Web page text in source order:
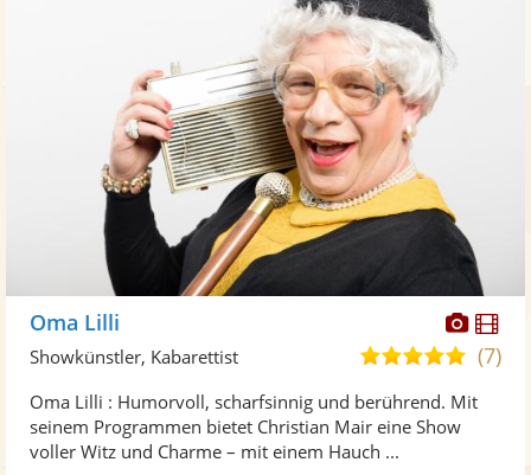
Fotos
Oma Lilli
5,0
5
(7)
Showkünstler, Kabarettist
Oma Lilli : Humorvoll, scharfsinnig und berührend. Mit
seinem Programmen bietet Christian Mair eine Show
voller Witz und Charme – mit einem Hauch ...